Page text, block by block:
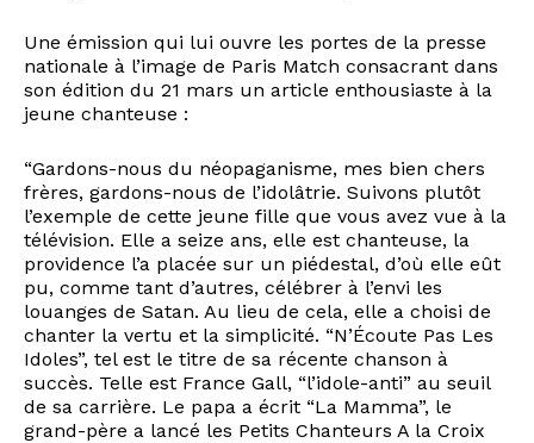
Une émission qui lui ouvre les portes de la presse
nationale à l’image de Paris Match consacrant dans
son édition du 21 mars un article enthousiaste à la
jeune chanteuse :
“Gardons-nous du néopaganisme, mes bien chers
frères, gardons-nous de l’idolâtrie. Suivons plutôt
l’exemple de cette jeune fille que vous avez vue à la
télévision. Elle a seize ans, elle est chanteuse, la
providence l’a placée sur un piédestal, d’où elle eût
pu, comme tant d’autres, célébrer à l’envi les
louanges de Satan. Au lieu de cela, elle a choisi de
chanter la vertu et la simplicité. “N’Écoute Pas Les
Idoles”, tel est le titre de sa récente chanson à
succès. Telle est France Gall, “l’idole-anti” au seuil
de sa carrière. Le papa a écrit “La Mamma”, le
grand-père a lancé les Petits Chanteurs A la Croix